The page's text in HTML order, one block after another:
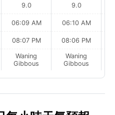
9.0
06:09 AM
08:07 PM
Waning
Gibbous
9.0
06:10 AM
08:06 PM
Waning
Gibbous